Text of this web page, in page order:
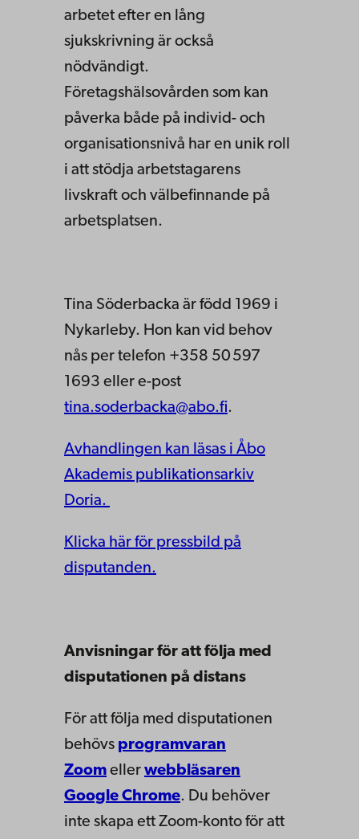
arbetet efter en lång
sjukskrivning är också
nödvändigt.
Företagshälsovården som kan
påverka både på individ- och
organisationsnivå har en unik roll
i att stödja arbetstagarens
livskraft och välbefinnande på
arbetsplatsen.
Tina Söderbacka är född 1969 i
Nykarleby. Hon kan vid behov
nås per telefon +358 50 597
1693 eller e-post
tina.soderbacka@abo.fi.
Avhandlingen kan läsas i Åbo
Akademis publikationsarkiv
Doria.
Klicka här för pressbild på
disputanden.
Anvisningar för att följa med
disputationen på distans
För att följa med disputationen
behövs programvaran
Zoom eller webbläsaren
Google Chrome. Du behöver
inte skapa ett Zoom-konto för att